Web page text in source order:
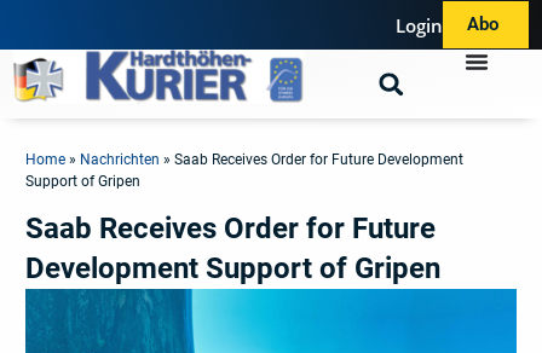
Login Abo
Home » Nachrichten »Saab Receives Order for Future Development
Support of Gripen
Saab Receives Order for Future
Development Support of Gripen